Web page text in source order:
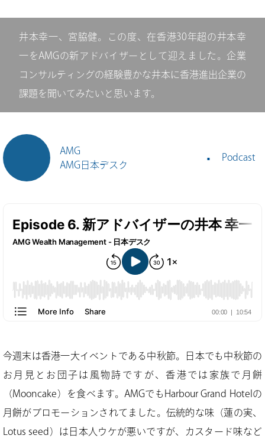
井本幸一、宮脇健。この度、在香港30年超の井本幸
一をAMGの新アドバイザーとして迎えました。企業
コンサルティングの経験豊かな井本に香港進出企業の
課題を聞いてみたいと思います。
AMG
AMG日本デスク
Podcast
今週末は香港一大イベントである中秋節。日本でも中秋節の
お月見とお団子は風物詩ですが、香港では家族で月餅
（Mooncake）を食べます。AMGでもHarbour Grand Hotelの
月餅がプロモーションされてました。伝統的な味（蓮の実、
Lotus seed）は日本人ウケが悪いですが、カスタード味など